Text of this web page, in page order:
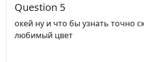
Question 5
окей ну и что бы узнать точно
любимый цвет